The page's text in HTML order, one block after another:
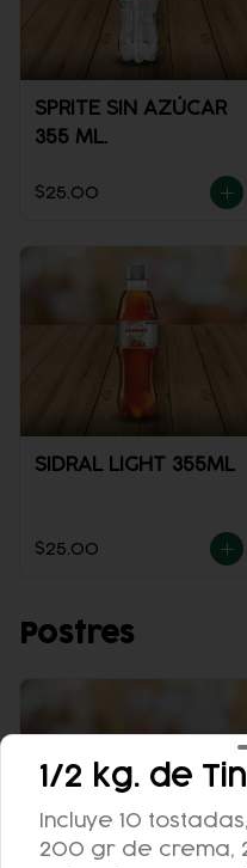
SPRITE SIN AZÚCAR
355 ML.
$25.00
SIDRAL LIGHT 355ML
$25.00
Postres
1/2 kg. de
Incluye 10
200 gr de crema,